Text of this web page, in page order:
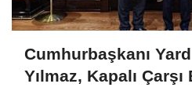
Cumhurbaşkanı
Yılmaz, Kapalı